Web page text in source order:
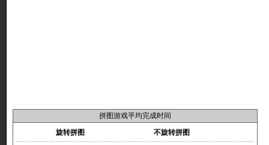
拼图游戏平均完成时间
旋转拼图
不旋转拼图